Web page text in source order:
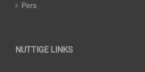
Pers
NUTTIGE LINKS